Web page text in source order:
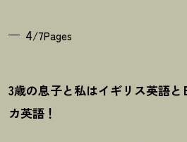
4/7Pages
3歳の息子と私はイギリス英語と
カ英語 ！